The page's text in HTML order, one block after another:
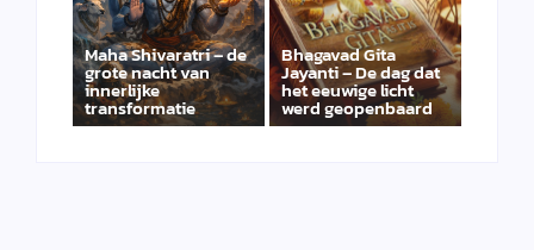
Maha Shivaratri – de
grote nacht van
innerlijke
transformatie
Bhagavad Gita
Jayanti – De dag dat
het eeuwige licht
werd geopenbaard